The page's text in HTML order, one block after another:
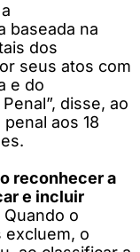
baseada na
dos
seus atos com
e do
disse, ao
aos 18
reconhecer a
e incluir
Quando o
excluem, o